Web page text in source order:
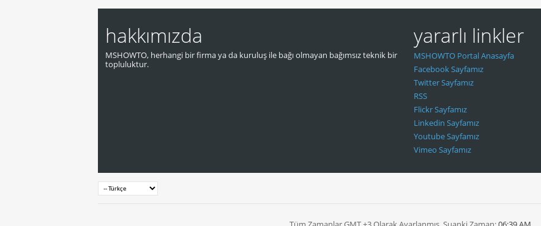
hakkımızda
MSHOWTO, herhangi bir firma ya da kuruluş ile bağı olmayan bağımsız teknik bir
topluluktur.
yararlı linkler
MSHOWTO Portal Anasayfa
Facebook Sayfamız
Twitter Sayfamız
RSS
Flickr Sayfamız
Linkedin Sayfamız
Youtube Sayfamız
Vimeo Sayfamız